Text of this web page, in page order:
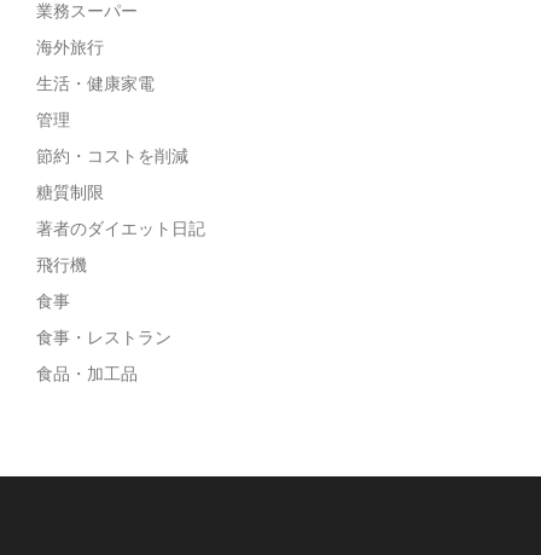
業務スーパー
海外旅行
生活・健康家電
管理
節約・コストを削減
糖質制限
著者のダイエット日記
飛行機
食事
食事・レストラン
食品・加工品